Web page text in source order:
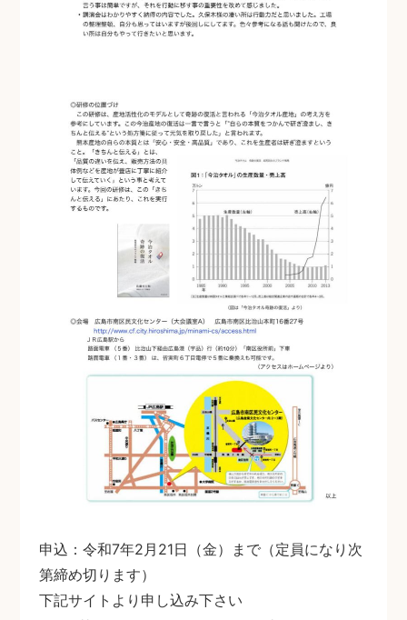
申込：令和7年2月21日（金）まで（定員になり次
第締め切ります）
下記サイトより申し込み下さい